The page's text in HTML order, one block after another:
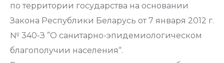
по территории государства на основании
Закона Республики Беларусь от 7 января 2012 г.
№ 340-З ”О санитарно-эпидемиологическом
благополучии населения“.